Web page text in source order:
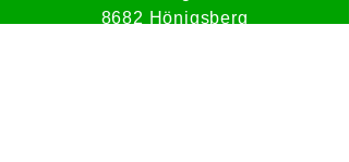
8682 Hönigsberg